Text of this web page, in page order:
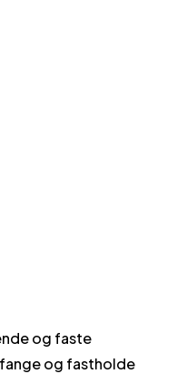
og faste
og fastholde